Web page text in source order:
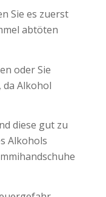
Sie es zuerst
abtöten
oder Sie
da Alkohol
diese gut zu
Alkohols